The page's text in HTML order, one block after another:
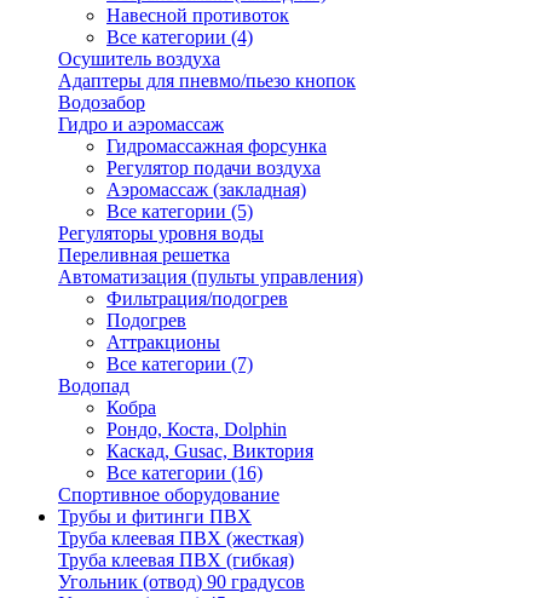
Навесной противоток
Все категории (4)
Осушитель воздуха
Адаптеры для пневмо/пьезо кнопок
Водозабор
Гидро и аэромассаж
Гидромассажная форсунка
Регулятор подачи воздуха
Аэромассаж (закладная)
Все категории (5)
Регуляторы уровня воды
Переливная решетка
Автоматизация (пульты управления)
Фильтрация/подогрев
Подогрев
Аттракционы
Все категории (7)
Водопад
Кобра
Рондо, Коста, Dolphin
Каскад, Gusac, Виктория
Все категории (16)
Спортивное оборудование
Трубы и фитинги ПВХ
Труба клеевая ПВХ (жесткая)
Труба клеевая ПВХ (гибкая)
Угольник (отвод) 90 градусов